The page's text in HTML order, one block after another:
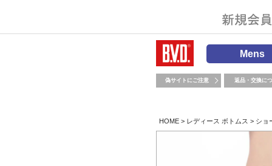
Mens
偽サイトにご注意 返品・交換に
HOME レディース ボトムス ショ